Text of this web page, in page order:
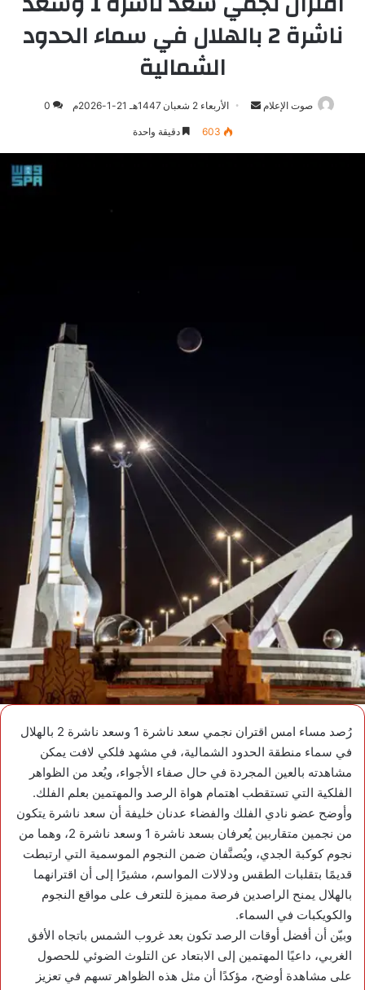
ناشرة 2 بالهلال في سماء الحدود
الشمالية
صوت الإعلام
أرسلالأربعاء 2 شعبان 1447هـ 21-1-2026م 0
603 دقيقة واحدة
رُصد مساء امس اقتران نجمي سعد ناشرة 1 وسعد ناشرة 2 بالهلال
في سماء منطقة الحدود الشمالية، في مشهد فلكي لافت يمكن
مشاهدته بالعين المجردة في حال صفاء الأجواء، ويُعد من الظواهر
الفلكية التي تستقطب اهتمام هواة الرصد والمهتمين بعلم الفلك.
وأوضح عضو نادي الفلك والفضاء عدنان خليفة أن سعد ناشرة يتكون
من نجمين متقاربين يُعرفان بسعد ناشرة 1 وسعد ناشرة 2، وهما من
نجوم كوكبة الجدي، ويُصنَّفان ضمن النجوم الموسمية التي ارتبطت
قديمًا بتقلبات الطقس ودلالات المواسم، مشيرًا إلى أن اقترانهما
بالهلال يمنح الراصدين فرصة مميزة للتعرف على مواقع النجوم
والكويكبات في السماء.
وبيّن أن أفضل أوقات الرصد تكون بعد غروب الشمس باتجاه الأفق
الغربي، داعيًا المهتمين إلى الابتعاد عن التلوث الضوئي للحصول
على مشاهدة أوضح، مؤكدًا أن مثل هذه الظواهر تسهم في تعزيز